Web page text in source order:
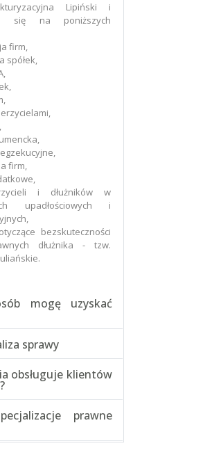
Lipiński i
się na poniższych
firm,
spółek,
firm,
i dłużników w
upadłościowych i
bezskuteczności
dłużnika - tzw.
mogę uzyskać
sprawy
obsługuje klientów
prawne